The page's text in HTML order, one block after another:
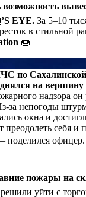
EYE. За 5–10
в стильной
🍩
по Сахалинской
на
надзора он
за непогоды
окна и
преодолеть себя и
поделился
пожары на
решили уйти с